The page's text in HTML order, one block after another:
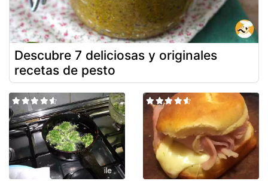
Descubre 7 deliciosas y originales
recetas de pesto